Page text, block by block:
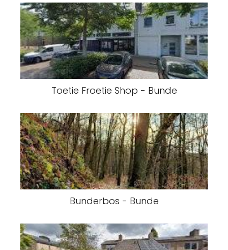
Toetie Froetie Shop - Bunde
Bunderbos - Bunde